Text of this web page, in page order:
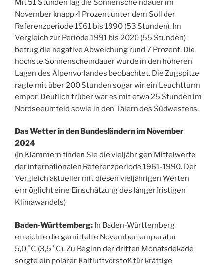
Mit 51 Stunden lag die Sonnenscheindauer im
November knapp 4 Prozent unter dem Soll der
Referenzperiode 1961 bis 1990 (53 Stunden). Im
Vergleich zur Periode 1991 bis 2020 (55 Stunden)
betrug die negative Abweichung rund 7 Prozent. Die
höchste Sonnenscheindauer wurde in den höheren
Lagen des Alpenvorlandes beobachtet. Die Zugspitze
ragte mit über 200 Stunden sogar wir ein Leuchtturm
empor. Deutlich trüber war es mit etwa 25 Stunden im
Nordseeumfeld sowie in den Tälern des Südwestens.
Das Wetter in den Bundesländern im November
2024
(In Klammern finden Sie die vieljährigen Mittelwerte
der internationalen Referenzperiode 1961-1990. Der
Vergleich aktueller mit diesen vieljährigen Werten
ermöglicht eine Einschätzung des längerfristigen
Klimawandels)
Baden-Württemberg: In Baden-Württemberg
erreichte die gemittelte Novembertemperatur
5,0 °C (3,5 °C). Zu Beginn der dritten Monatsdekade
sorgte ein polarer Kaltluftvorstoß für kräftige